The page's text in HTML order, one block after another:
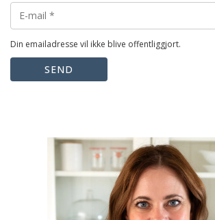
Din emailadresse vil ikke blive offentliggjort.
SEND